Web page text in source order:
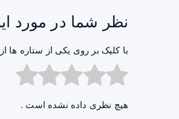
نظر شما در مورد
با کلیک بر روی یکی از ستاره ها از ۱ تا ۵ امتیاز دهید :
هیچ نظری داده نشده است .